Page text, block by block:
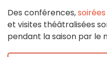
Des conférences,
et visites théâtralisées
pendant la saison par le